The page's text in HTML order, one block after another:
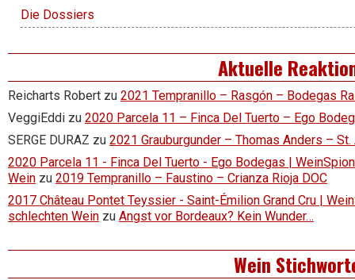
Die Dossiers
Aktuelle
Reicharts Robert zu 2021 Tempranillo – Rasgón – Bodegas
VeggiEddi zu 2020 Parcela 11 – Finca Del Tuerto – Ego
SERGE DURAZ zu 2021 Grauburgunder – Thomas Anders – St.
2020 Parcela 11 - Finca Del Tuerto - Ego Bodegas |
Wein zu 2019 Tempranillo – Faustino – Crianza Rioja DOC
2017 Château Pontet Teyssier - Saint-Émilion Grand Cru |
schlechten Wein zu Angst vor Bordeaux? Kein Wunder…
Wein